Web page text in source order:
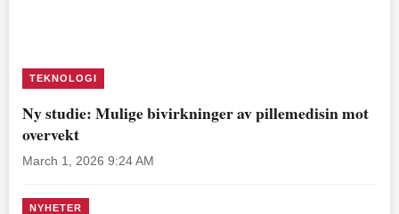
TEKNOLOGI
Ny studie: Mulige bivirkninger av pillemedisin mot
overvekt
March 1, 2026 9:24 AM
NYHETER